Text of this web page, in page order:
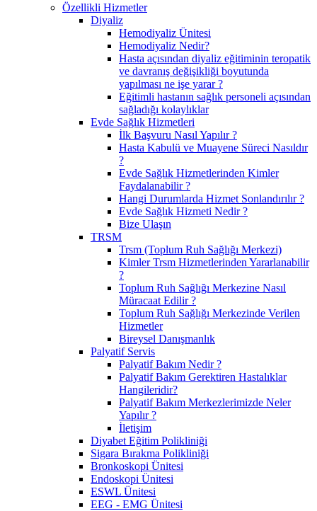
Özellikli Hizmetler
Diyaliz
Hemodiyaliz Ünitesi
Hemodiyaliz Nedir?
Hasta açısından diyaliz eğitiminin teropatik
ve davranış değişikliği boyutunda
yapılması ne işe yarar ?
Eğitimli hastanın sağlık personeli açısından
sağladığı kolaylıklar
Evde Sağlık Hizmetleri
İlk Başvuru Nasıl Yapılır ?
Hasta Kabulü ve Muayene Süreci Nasıldır
?
Evde Sağlık Hizmetlerinden Kimler
Faydalanabilir ?
Hangi Durumlarda Hizmet Sonlandırılır ?
Evde Sağlık Hizmeti Nedir ?
Bize Ulaşın
TRSM
Trsm (Toplum Ruh Sağlığı Merkezi)
Kimler Trsm Hizmetlerinden Yararlanabilir
?
Toplum Ruh Sağlığı Merkezine Nasıl
Müracaat Edilir ?
Toplum Ruh Sağlığı Merkezinde Verilen
Hizmetler
Bireysel Danışmanlık
Palyatif Servis
Palyatif Bakım Nedir ?
Palyatif Bakım Gerektiren Hastalıklar
Hangileridir?
Palyatif Bakım Merkezlerimizde Neler
Yapılır ?
İletişim
Diyabet Eğitim Polikliniği
Sigara Bırakma Polikliniği
Bronkoskopi Ünitesi
Endoskopi Ünitesi
ESWL Ünitesi
EEG - EMG Ünitesi